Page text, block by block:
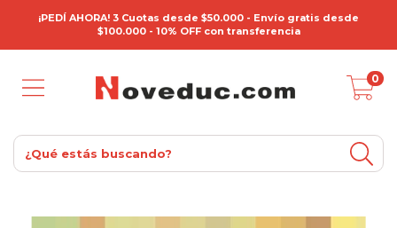
¡PEDÍ AHORA! 3 Cuotas desde $50.000 - Envío gratis desde
$100.000 - 10% OFF con transferencia
0